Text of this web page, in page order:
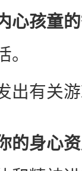
心孩童
出有关
的身心